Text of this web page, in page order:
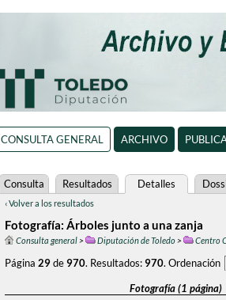
CONSULTA GENERAL ARCHIVO
Consulta Resultados Detalles
‹ Volver a los resultados
Fotografía: Árboles junto a una zanja
Consulta general> Diputación de Toledo> Centro
Página 29de970. Resultados:970. Ordenación
Fotografía (1 página)